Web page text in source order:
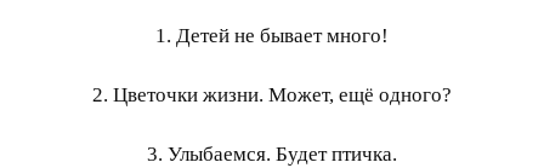
1. Детей не бывает много!
2. Цветочки жизни. Может, ещё одного?
3. Улыбаемся. Будет птичка.